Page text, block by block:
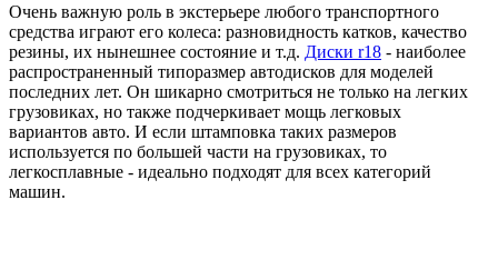
Очень важную роль в экстерьере любого транспортного
средства играют его колеса: разновидность катков, качество
резины, их нынешнее состояние и т.д. Диски r18 - наиболее
распространенный типоразмер автодисков для моделей
последних лет. Он шикарно смотриться не только на легких
грузовиках, но также подчеркивает мощь легковых
вариантов авто. И если штамповка таких размеров
используется по большей части на грузовиках, то
легкосплавные - идеально подходят для всех категорий
машин.